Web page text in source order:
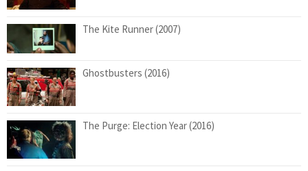
The Kite Runner (2007)
Ghostbusters (2016)
The Purge: Election Year (2016)